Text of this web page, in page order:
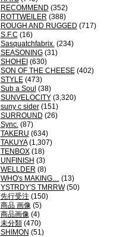
RECOMMEND (352)
ROTTWEILER (388)
ROUGH AND RUGGED (717)
S.F.C (16)
Sasquatchfabrix.(234)
SEASONING(31)
SHOHEI (630)
SON OF THE CHEESE(402)
STYLE(473)
Sub a Soul (38)
SUNVELOCITY(3,320)
suny c sider(151)
SURROUND (26)
Sync.(87)
TAKERU (634)
TAKUYA(1,307)
TENBOX(18)
UNFINISH (3)
WELLDER (8)
WHO's MAKING… (13)
YSTRDY'S TMRRW(50)
先行受注 (150)
商品 画像(5)
商品画像(4)
未分類(470)
SHIMON (51)